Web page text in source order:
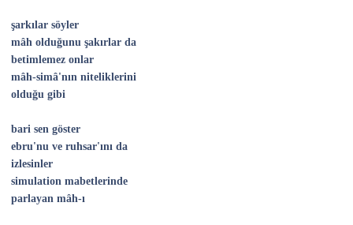
şarkılar söyler
mâh olduğunu şakırlar da
betimlemez onlar
mâh-simâ'nın niteliklerini
olduğu gibi
bari sen göster
ebru'nu ve ruhsar'ını da
izlesinler
simulation mabetlerinde
parlayan mâh-ı